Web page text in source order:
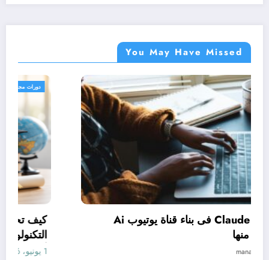
You May Have Missed
دورات مجانية
وتحقيق الربح منها
1 يونيو، 2026